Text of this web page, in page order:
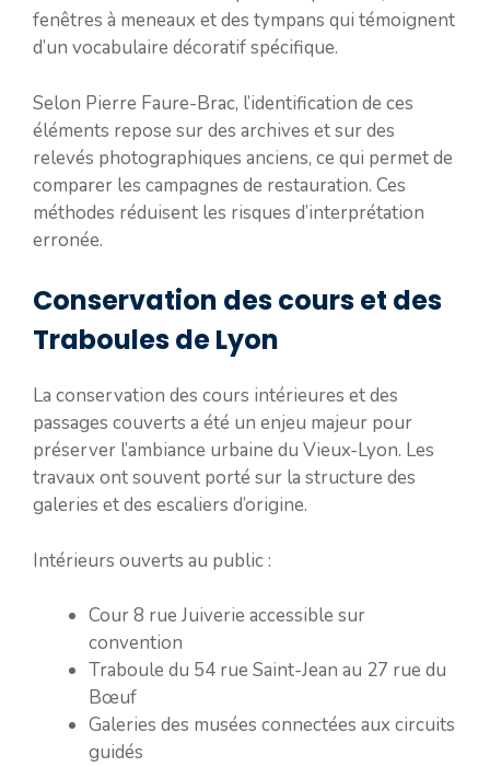
fenêtres à meneaux et des tympans qui témoignent
d’un vocabulaire décoratif spécifique.
Selon Pierre Faure-Brac, l’identification de ces
éléments repose sur des archives et sur des
relevés photographiques anciens, ce qui permet de
comparer les campagnes de restauration. Ces
méthodes réduisent les risques d’interprétation
erronée.
Conservation des cours et des
Traboules de Lyon
La conservation des cours intérieures et des
passages couverts a été un enjeu majeur pour
préserver l’ambiance urbaine du Vieux-Lyon. Les
travaux ont souvent porté sur la structure des
galeries et des escaliers d’origine.
Intérieurs ouverts au public :
Cour 8 rue Juiverie accessible sur
convention
Traboule du 54 rue Saint-Jean au 27 rue du
Bœuf
Galeries des musées connectées aux circuits
guidés